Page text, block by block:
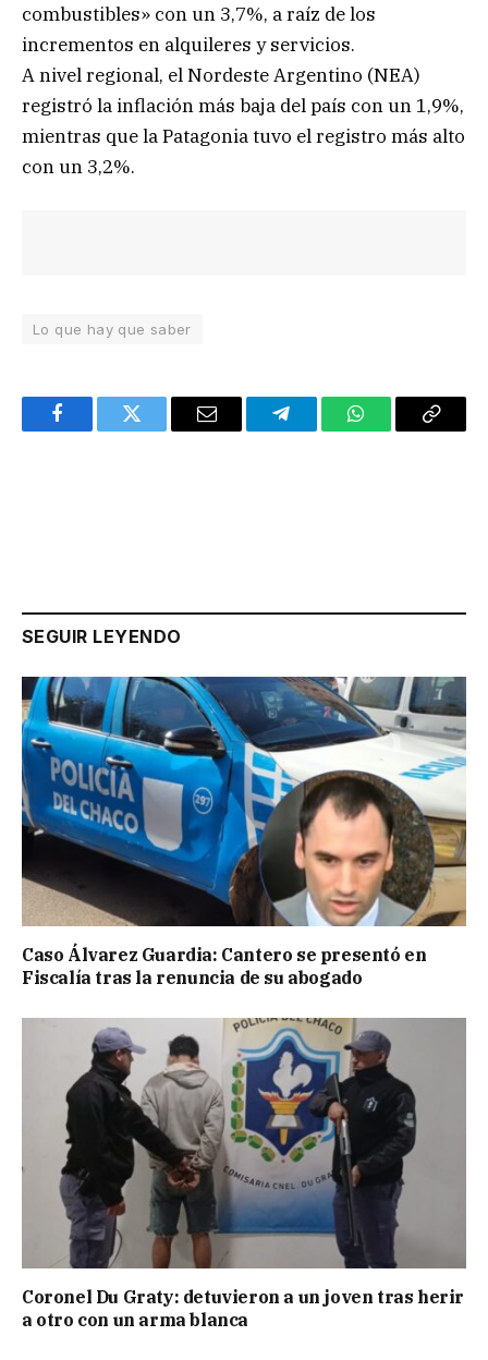
combustibles» con un 3,7%, a raíz de los
incrementos en alquileres y servicios.
A nivel regional, el Nordeste Argentino (NEA)
registró la inflación más baja del país con un 1,9%,
mientras que la Patagonia tuvo el registro más alto
con un 3,2%.
Lo que hay que saber
FacebookTwitter Email TelegramWhatsAppCopy
SEGUIR LEYENDO
Caso Álvarez Guardia: Cantero se presentó en
Fiscalía tras la renuncia de su abogado
Coronel Du Graty: detuvieron a un joven tras herir
a otro con un arma blanca